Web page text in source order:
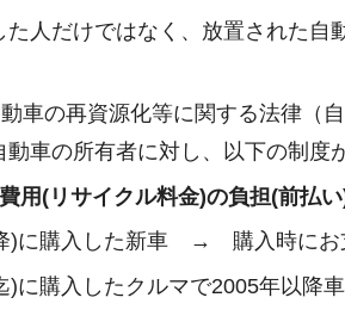
人だけではなく、放置された
車の再資源化等に関する法律（
車の所有者に対し、以下の制度
用(リサイクル料金)の負担(前払
)に購入した新車 → 購入時にお
)に購入したクルマで2005年以